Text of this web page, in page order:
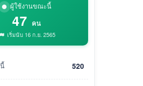
ผู้ใช้งานขณะนี้
47 คน
เริ่มนับ 16 ก.ย. 2565
520